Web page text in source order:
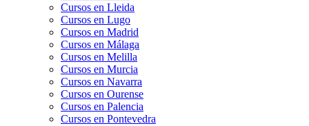
Cursos en Lleida
Cursos en Lugo
Cursos en Madrid
Cursos en Málaga
Cursos en Melilla
Cursos en Murcia
Cursos en Navarra
Cursos en Ourense
Cursos en Palencia
Cursos en Pontevedra